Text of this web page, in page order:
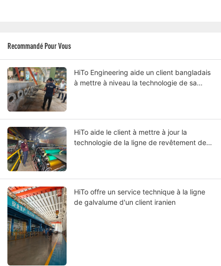
Recommandé Pour Vous
HiTo Engineering aide un client bangladais
à mettre à niveau la technologie de sa
HiTo aide le client à mettre à jour la
technologie de la ligne de revêtement de
HiTo offre un service technique à la ligne
de galvalume d'un client iranien